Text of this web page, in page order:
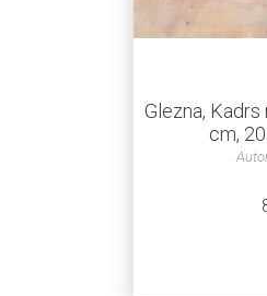
Glezna,
cm,